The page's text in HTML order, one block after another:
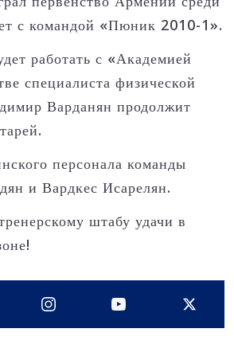
с командой «Пюник 2010-1».
работать с «Академией
специалиста физической
Варданян продолжит
персонала команды
и Вардкес Исарелян.
штабу удачи в